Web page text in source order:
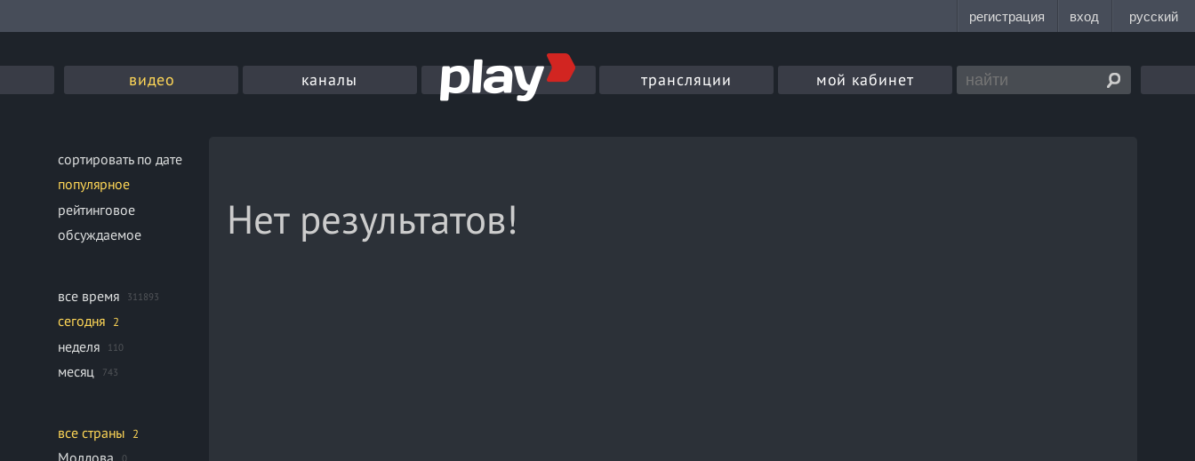
видео каналы трансляции мой кабинет
сортировать по дате
популярное
рейтинговое
обсуждаемое
все время 311893
сегодня 2
неделя 110
месяц 743
все страны 2
Молдова 0
Нет результатов!